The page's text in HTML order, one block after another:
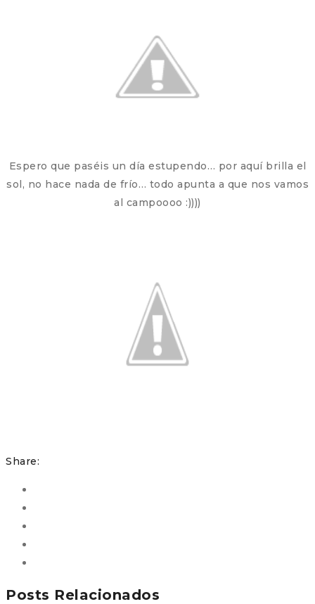
Espero que paséis un día estupendo… por aquí brilla el
sol, no hace nada de frío… todo apunta a que nos vamos
al campoooo :))))
Share:
Posts Relacionados